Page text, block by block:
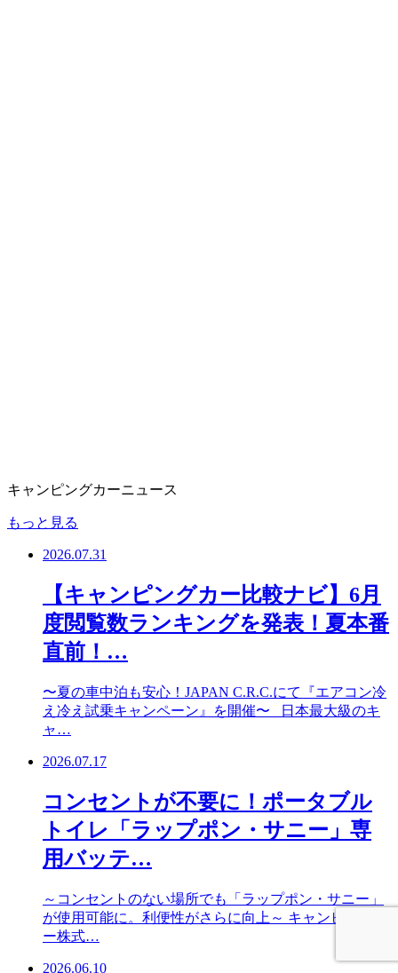
キャンピングカーニュース
もっと見る
2026.07.31
【キャンピングカー比較ナビ】6月
度閲覧数ランキングを発表！夏本番
直前！…
〜夏の車中泊も安心！JAPAN C.R.C.にて『エアコン冷
え冷え試乗キャンペーン』を開催〜 日本最大級のキ
ャ…
2026.07.17
コンセントが不要に！ポータブル
トイレ「ラップポン・サニー」専
用バッテ…
～コンセントのない場所でも「ラップポン・サニー」
が使用可能に。利便性がさらに向上～ キャンピングカ
ー株式…
2026.06.10